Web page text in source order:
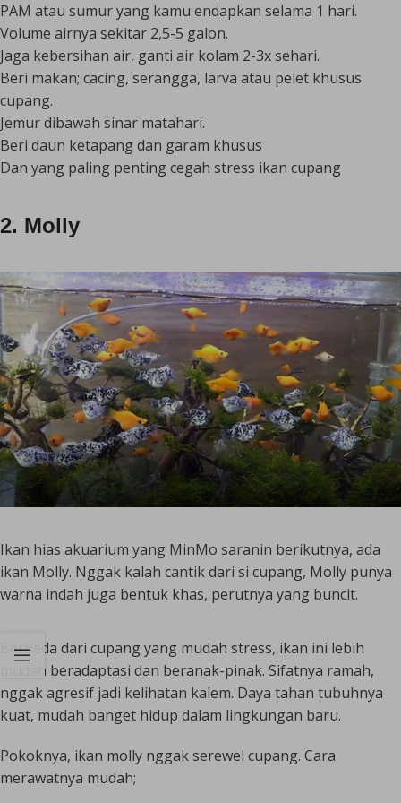
PAM atau sumur yang kamu endapkan selama 1 hari.
Volume airnya sekitar 2,5-5 galon.
Jaga kebersihan air, ganti air kolam 2-3x sehari.
Beri makan; cacing, serangga, larva atau pelet khusus
cupang.
Jemur dibawah sinar matahari.
Beri daun ketapang dan garam khusus
Dan yang paling penting cegah stress ikan cupang
2. Molly
Ikan hias akuarium yang MinMo saranin berikutnya, ada
ikan Molly. Nggak kalah cantik dari si cupang, Molly punya
warna indah juga bentuk khas, perutnya yang buncit.
Berbeda dari cupang yang mudah stress, ikan ini lebih
mudah beradaptasi dan beranak-pinak. Sifatnya ramah,
nggak agresif jadi kelihatan kalem. Daya tahan tubuhnya
kuat, mudah banget hidup dalam lingkungan baru.
Pokoknya, ikan molly nggak serewel cupang. Cara
merawatnya mudah;